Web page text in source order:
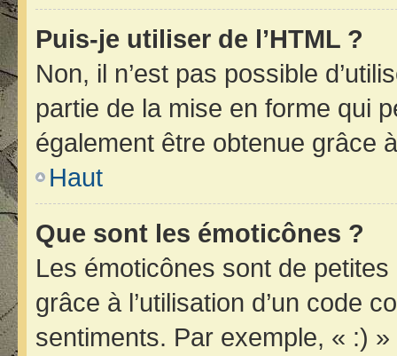
Puis-je utiliser de l’HTML ?
Non, il n’est pas possible
partie de la mise en forme qui
également être obtenue grâce
Haut
Que sont les émoticônes ?
Les émoticônes sont de
grâce à l’utilisation d’un code
sentiments. Par exemple, « :)